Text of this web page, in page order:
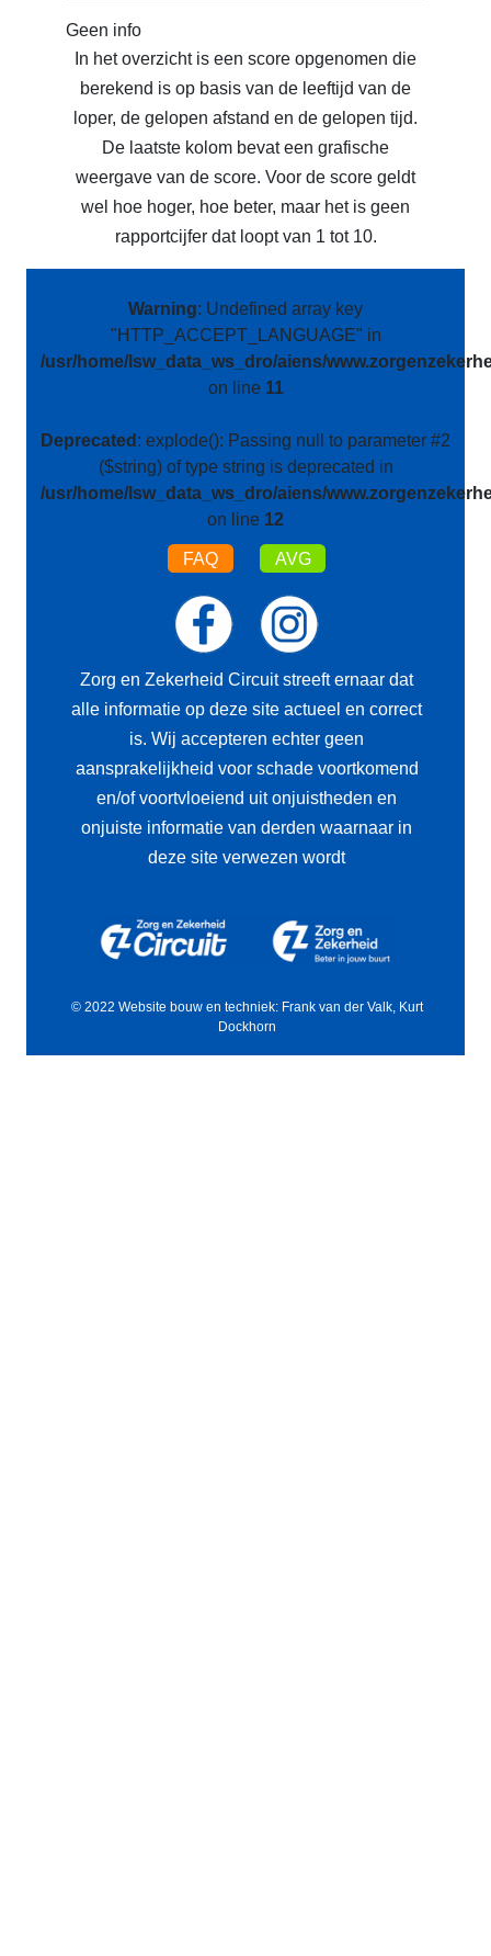
Geen info
In het overzicht is een score opgenomen die
berekend is op basis van de leeftijd van de
loper, de gelopen afstand en de gelopen tijd.
De laatste kolom bevat een grafische
weergave van de score. Voor de score geldt
wel hoe hoger, hoe beter, maar het is geen
rapportcijfer dat loopt van 1 tot 10.
Warning: Undefined array key
"HTTP_ACCEPT_LANGUAGE" in
/usr/home/lsw_data_ws_dro/aiens/
on line 11
Deprecated : explode(): Passing null to parameter #2
($string) of type string is deprecated in
/usr/home/lsw_data_ws_dro/aiens/
on line 12
FAQ AVG
Zorg en Zekerheid Circuit streeft ernaar dat
alle informatie op deze site actueel en correct
is. Wij accepteren echter geen
aansprakelijkheid voor schade voortkomend
en/of voortvloeiend uit onjuistheden en
onjuiste informatie van derden waarnaar in
deze site verwezen wordt
© 2022 Website bouw en techniek: Frank van der Valk, Kurt
Dockhorn